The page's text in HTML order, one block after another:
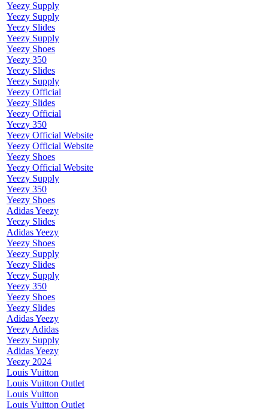
Yeezy Supply
Yeezy Supply
Yeezy Slides
Yeezy Supply
Yeezy Shoes
Yeezy 350
Yeezy Slides
Yeezy Supply
Yeezy Official
Yeezy Slides
Yeezy Official
Yeezy 350
Yeezy Official Website
Yeezy Official Website
Yeezy Shoes
Yeezy Official Website
Yeezy Supply
Yeezy 350
Yeezy Shoes
Adidas Yeezy
Yeezy Slides
Adidas Yeezy
Yeezy Shoes
Yeezy Supply
Yeezy Slides
Yeezy Supply
Yeezy 350
Yeezy Shoes
Yeezy Slides
Adidas Yeezy
Yeezy Adidas
Yeezy Supply
Adidas Yeezy
Yeezy 2024
Louis Vuitton
Louis Vuitton Outlet
Louis Vuitton
Louis Vuitton Outlet